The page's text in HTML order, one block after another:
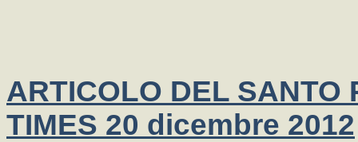
ARTICOLO DEL SANTO
TIMES 20 dicembre 2012